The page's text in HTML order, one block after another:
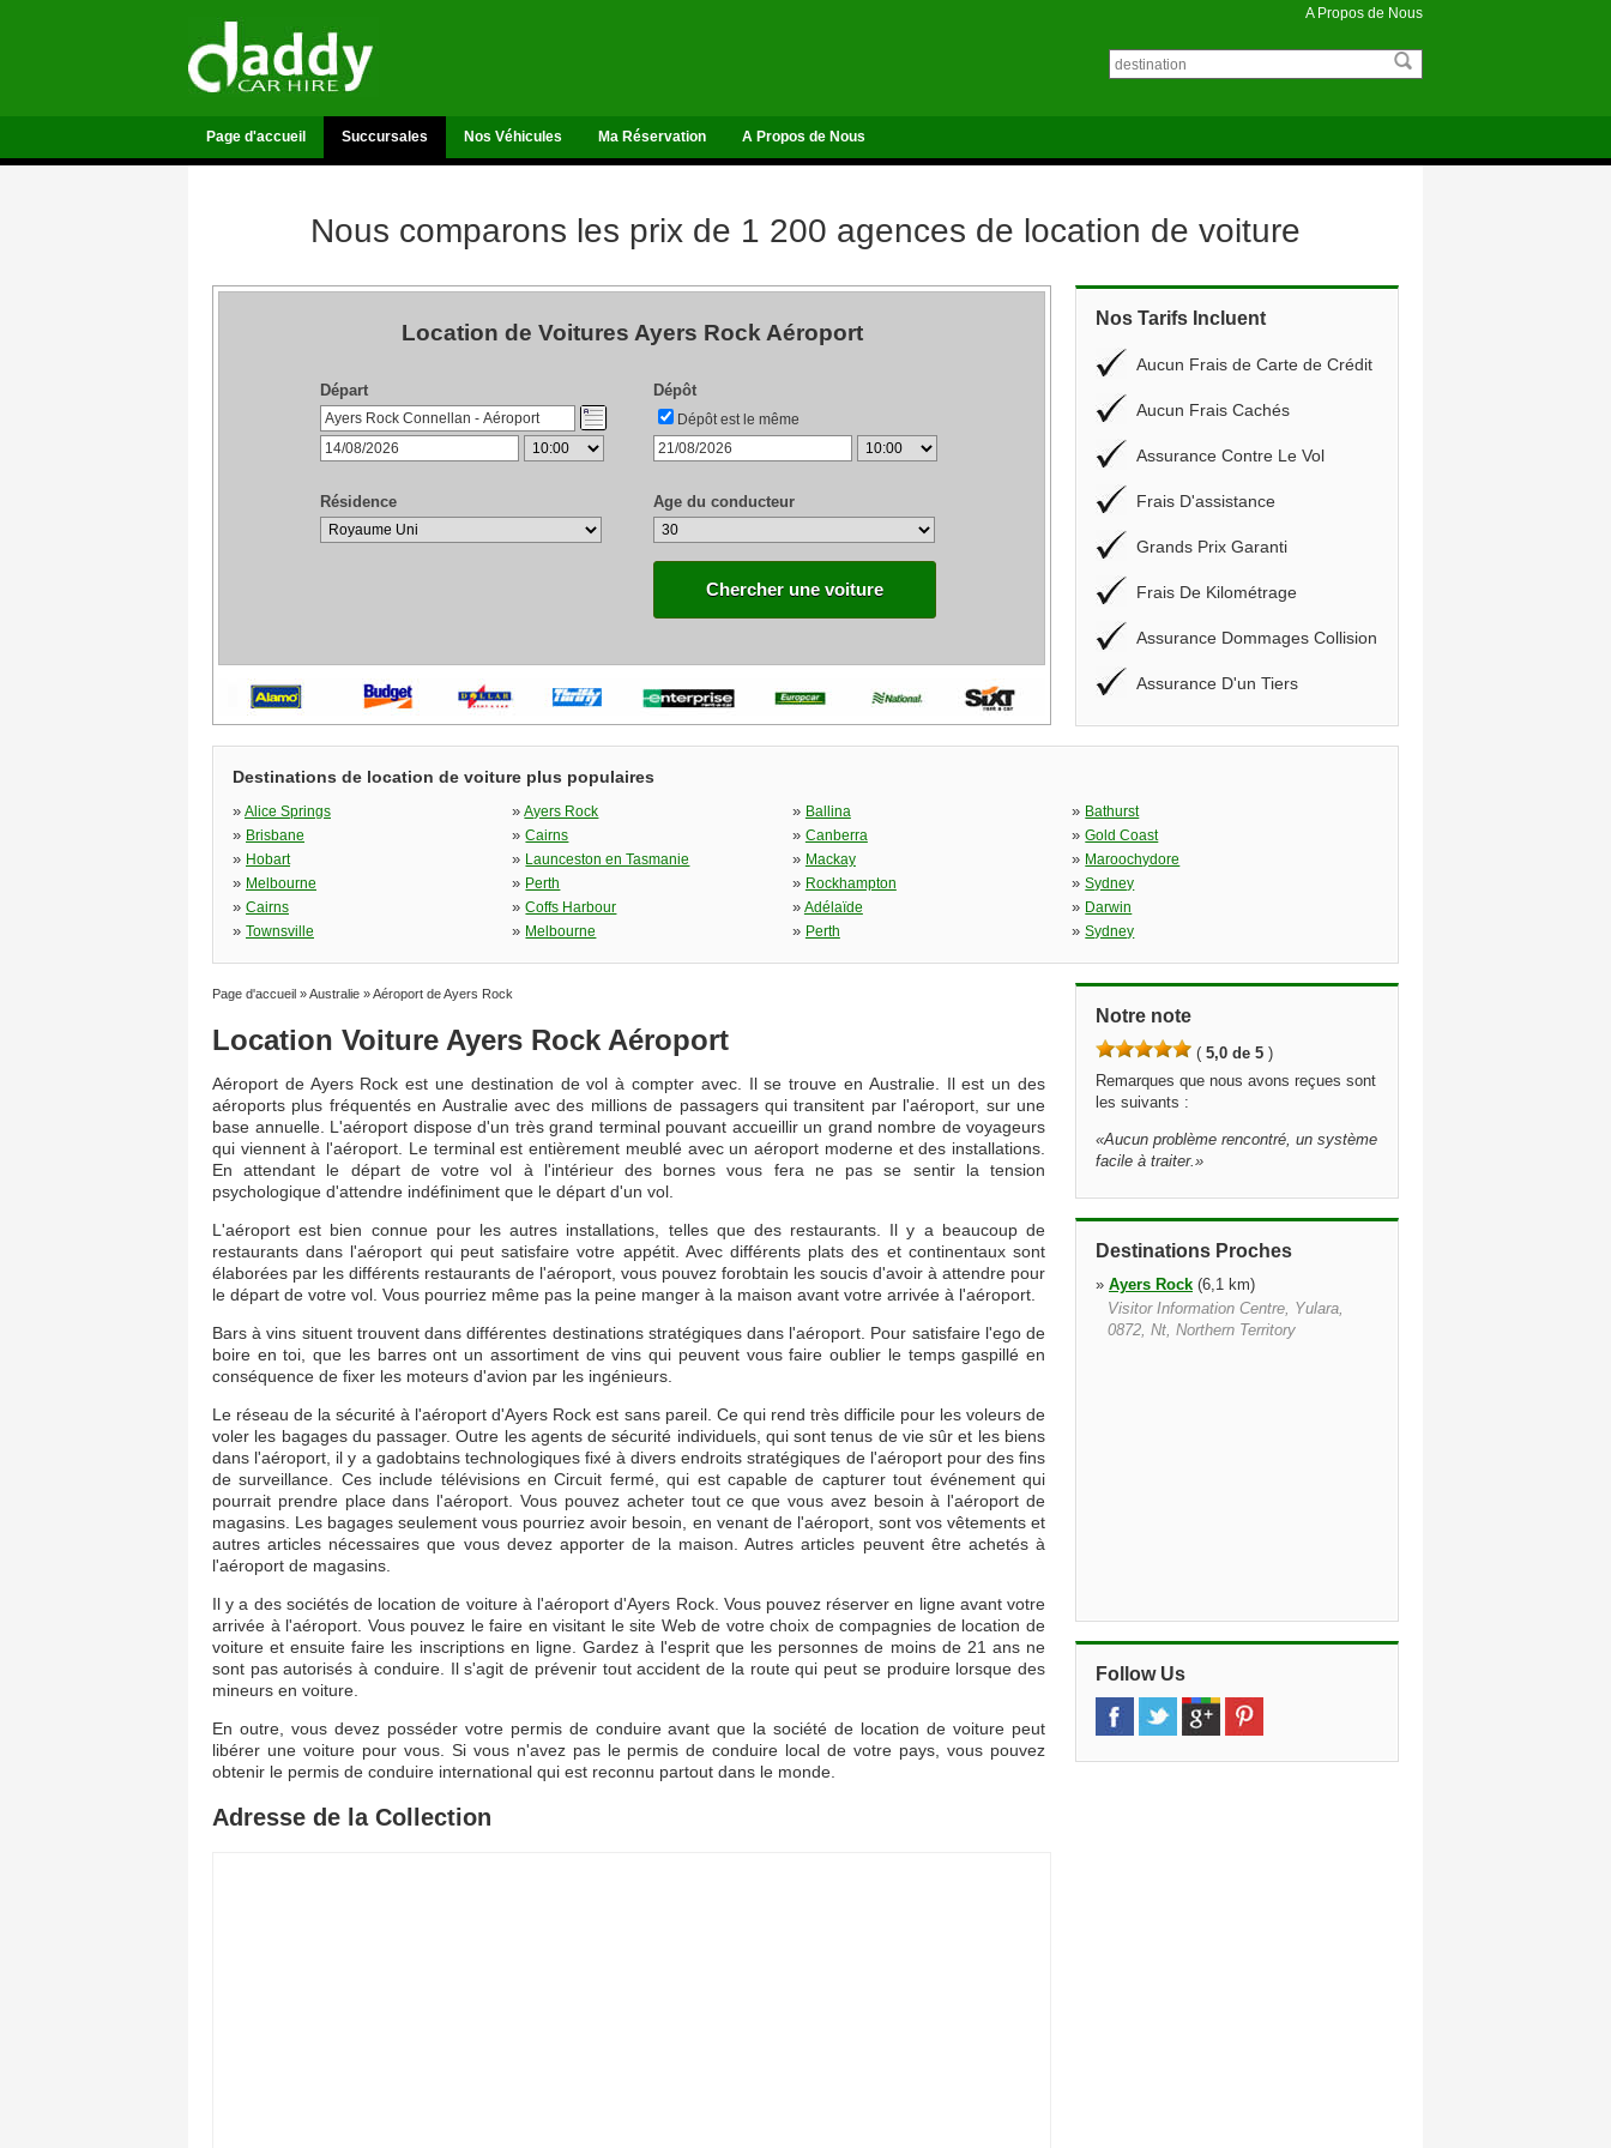
A Propos de Nous
Page d'accueil Succursales Nos Véhicules Ma Réservation A Propos de Nous
Nous comparons les prix de 1 200 agences de location de voiture
Location de Voitures Ayers Rock Aéroport
Départ Dépôt
Dépôt est le même
Résidence Age du conducteur
Chercher une voiture
Nos Tarifs Incluent
Aucun Frais de Carte de Crédit
Aucun Frais Cachés
Assurance Contre Le Vol
Frais D'assistance
Grands Prix Garanti
Frais De Kilométrage
Assurance Dommages Collision
Assurance D'un Tiers
Destinations de location de voiture plus populaires
» Alice Springs »Ayers Rock » Ballina » Bathurst
» Brisbane »Cairns » Canberra »Gold Coast
» Hobart » Launceston en Tasmanie » Mackay » Maroochydore
» Melbourne » Perth » Rockhampton »Sydney
» Cairns »Coffs Harbour » Adélaïde » Darwin
» Townsville » Melbourne » Perth »Sydney
Page d'accueil »Australie »Aéroport de Ayers Rock
Location Voiture Ayers Rock Aéroport
Aéroport de Ayers Rock est une destination de vol à compter avec. Il se trouve en Australie. Il est un des
aéroports plus fréquentés en Australie avec des millions de passagers qui transitent par l'aéroport, sur une
base annuelle. L'aéroport dispose d'un très grand terminal pouvant accueillir un grand nombre de voyageurs
qui viennent à l'aéroport. Le terminal est entièrement meublé avec un aéroport moderne et des installations.
En attendant le départ de votre vol à l'intérieur des bornes vous fera ne pas se sentir la tension
psychologique d'attendre indéfiniment que le départ d'un vol.
L'aéroport est bien connue pour les autres installations, telles que des restaurants. Il y a beaucoup de
restaurants dans l'aéroport qui peut satisfaire votre appétit. Avec différents plats des et continentaux sont
élaborées par les différents restaurants de l'aéroport, vous pouvez forobtain les soucis d'avoir à attendre pour
le départ de votre vol. Vous pourriez même pas la peine manger à la maison avant votre arrivée à l'aéroport.
Bars à vins situent trouvent dans différentes destinations stratégiques dans l'aéroport. Pour satisfaire l'ego de
boire en toi, que les barres ont un assortiment de vins qui peuvent vous faire oublier le temps gaspillé en
conséquence de fixer les moteurs d'avion par les ingénieurs.
Le réseau de la sécurité à l'aéroport d'Ayers Rock est sans pareil. Ce qui rend très difficile pour les voleurs de
voler les bagages du passager. Outre les agents de sécurité individuels, qui sont tenus de vie sûr et les biens
dans l'aéroport, il y a gadobtains technologiques fixé à divers endroits stratégiques de l'aéroport pour des fins
de surveillance. Ces include télévisions en Circuit fermé, qui est capable de capturer tout événement qui
pourrait prendre place dans l'aéroport. Vous pouvez acheter tout ce que vous avez besoin à l'aéroport de
magasins. Les bagages seulement vous pourriez avoir besoin, en venant de l'aéroport, sont vos vêtements et
autres articles nécessaires que vous devez apporter de la maison. Autres articles peuvent être achetés à
l'aéroport de magasins.
Il y a des sociétés de location de voiture à l'aéroport d'Ayers Rock. Vous pouvez réserver en ligne avant votre
arrivée à l'aéroport. Vous pouvez le faire en visitant le site Web de votre choix de compagnies de location de
voiture et ensuite faire les inscriptions en ligne. Gardez à l'esprit que les personnes de moins de 21 ans ne
sont pas autorisés à conduire. Il s'agit de prévenir tout accident de la route qui peut se produire lorsque des
mineurs en voiture.
En outre, vous devez posséder votre permis de conduire avant que la société de location de voiture peut
libérer une voiture pour vous. Si vous n'avez pas le permis de conduire local de votre pays, vous pouvez
obtenir le permis de conduire international qui est reconnu partout dans le monde.
Adresse de la Collection
Notre note
( 5,0 de 5 )
Remarques que nous avons reçues sont
les suivants :
«Aucun problème rencontré, un système
facile à traiter.»
Destinations Proches
» Ayers Rock (6,1 km)
Visitor Information Centre, Yulara,
0872, Nt, Northern Territory
Follow Us